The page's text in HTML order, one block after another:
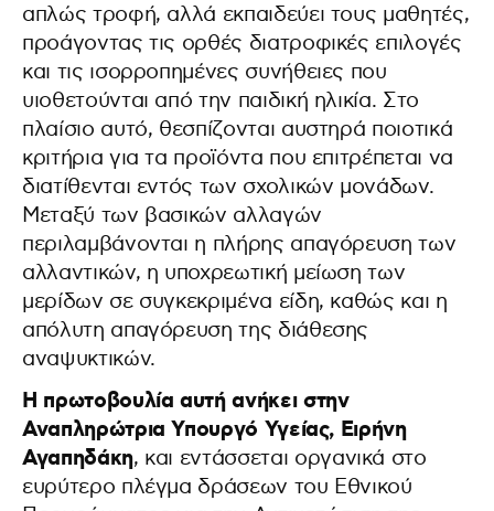
απλώς τροφή, αλλά εκπαιδεύει τους μαθητές,
προάγοντας τις ορθές διατροφικές επιλογές
και τις ισορροπημένες συνήθειες που
υιοθετούνται από την παιδική ηλικία. Στο
πλαίσιο αυτό, θεσπίζονται αυστηρά ποιοτικά
κριτήρια για τα προϊόντα που επιτρέπεται να
διατίθενται εντός των σχολικών μονάδων.
Μεταξύ των βασικών αλλαγών
περιλαμβάνονται η πλήρης απαγόρευση των
αλλαντικών, η υποχρεωτική μείωση των
μερίδων σε συγκεκριμένα είδη, καθώς και η
απόλυτη απαγόρευση της διάθεσης
αναψυκτικών.
Η πρωτοβουλία αυτή ανήκει στην
Αναπληρώτρια Υπουργό Υγείας, Ειρήνη
Αγαπηδάκη, και εντάσσεται οργανικά στο
ευρύτερο πλέγμα δράσεων του Εθνικού